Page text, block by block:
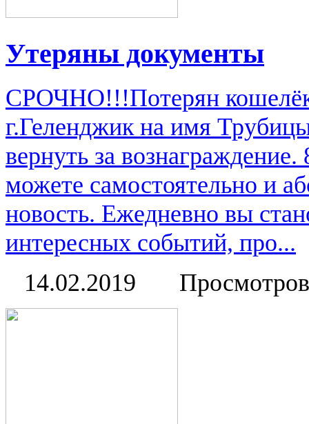
Утеряны документы
СРОЧНО!!!Потерян кошелёк
г.Геленджик на имя
вернуть за
можете самостоятельно и
новость. Ежедневно вы
интересных событий, про...
14.02.2019